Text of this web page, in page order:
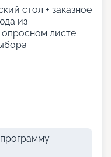
стол + заказное
из
листе